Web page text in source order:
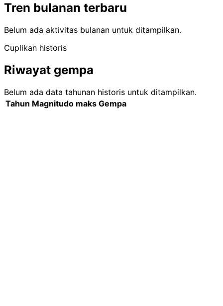
Tren bulanan terbaru
Belum ada aktivitas bulanan untuk ditampilkan.
Cuplikan historis
Riwayat gempa
Belum ada data tahunan historis untuk ditampilkan.
Tahun Magnitudo maks Gempa